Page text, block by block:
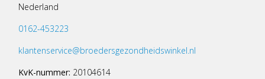
Nederland
0162-453223
klantenservice@broedersgezondheidswinkel.nl
KvK-nummer: 20104614